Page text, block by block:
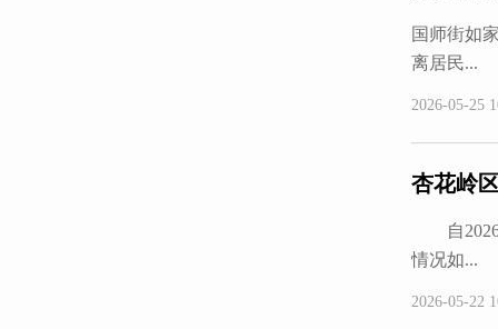
国师街如
离居民...
2026-05-25
杏花岭
自2026
情况如...
2026-05-22